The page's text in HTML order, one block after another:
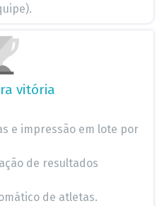
vitória
e impressão em lote por
de resultados
de atletas.